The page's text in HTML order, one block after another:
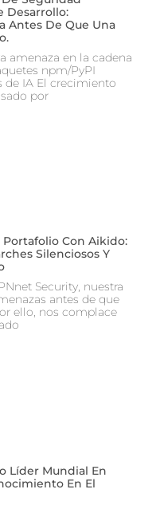
Desarrollo:
Antes De Que Una
amenaza en la cadena
npm/PyPI
de IA El crecimiento
por
Portafolio Con Aikido:
Silenciosos Y
Security, nuestra
antes de que
ello, nos complace
Líder Mundial En
En El